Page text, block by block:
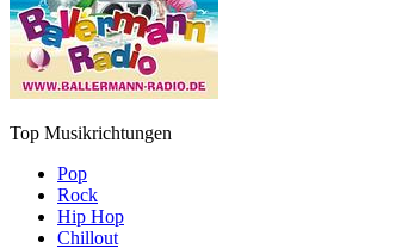
Top Musikrichtungen
Pop
Rock
Hip Hop
Chillout